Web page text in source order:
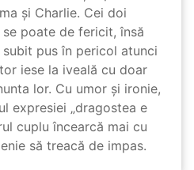
și Charlie. Cei doi
poate de fericit, însă
pus în pericol atunci
iese la iveală cu doar
lor. Cu umor și ironie,
expresiei „dragostea e
cuplu încearcă mai cu
să treacă de impas.